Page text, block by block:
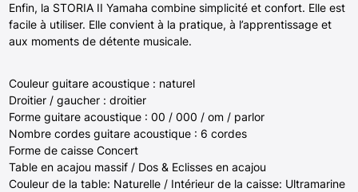
Enfin, la STORIA II Yamaha combine simplicité et confort. Elle est
facile à utiliser. Elle convient à la pratique, à l’apprentissage et
aux moments de détente musicale.
Couleur guitare acoustique : naturel
Droitier / gaucher : droitier
Forme guitare acoustique : 00 / 000 / om / parlor
Nombre cordes guitare acoustique : 6 cordes
Forme de caisse Concert
Table en acajou massif / Dos & Eclisses en acajou
Couleur de la table: Naturelle / Intérieur de la caisse: Ultramarine